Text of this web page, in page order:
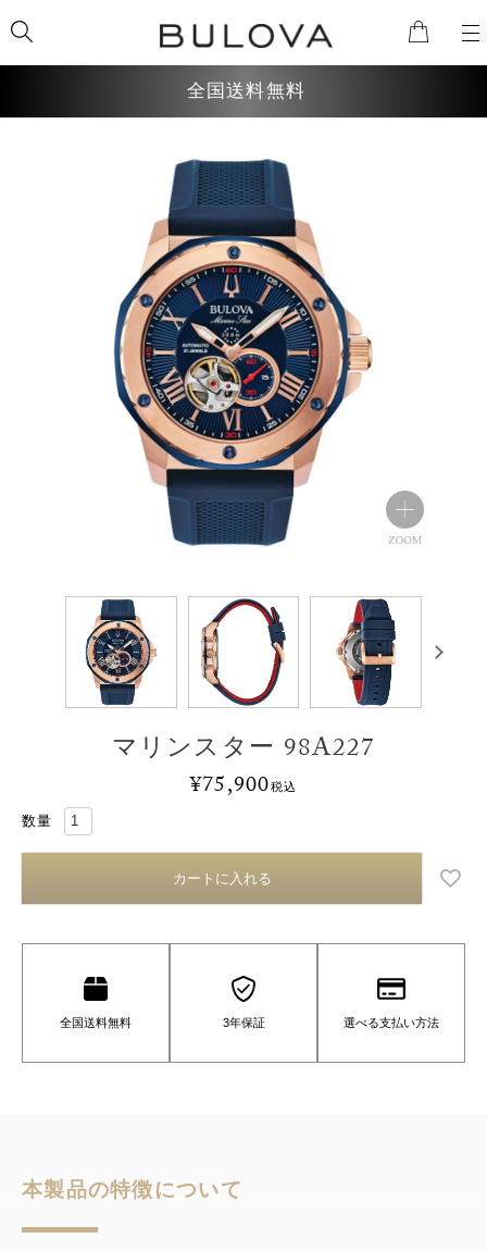
全国送料無料
マリンスター 98A227
¥75,900税込
カートに入れる
全国送料無料 3年保証 選べる支払い方法
本製品の特徴について